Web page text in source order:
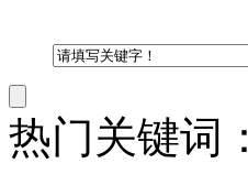
热门关键词：